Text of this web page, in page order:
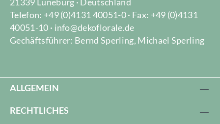
21339 Lüneburg · Deutschland
Telefon: +49 (0)4131 40051-0 · Fax: +49 (0)4131
40051-10 · info@dekoflorale.de
Gechäftsführer: Bernd Sperling, Michael Sperling
ALLGEMEIN
RECHTLICHES